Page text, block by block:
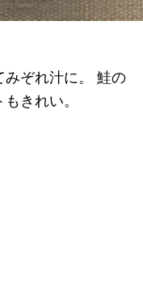
みぞれ汁に。 鮭の
きれい。